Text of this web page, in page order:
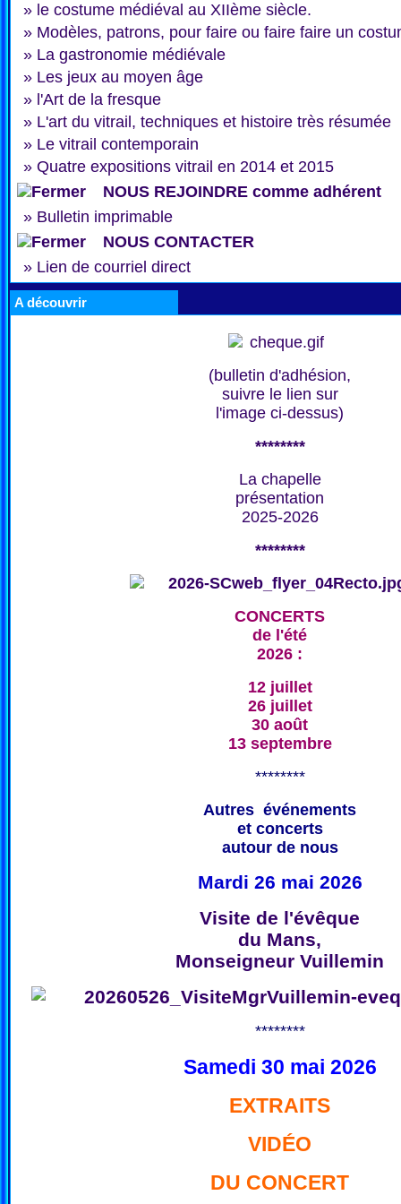
» le costume médiéval au XIIème siècle.
» Modèles, patrons, pour faire ou faire faire un
» La gastronomie médiévale
» Les jeux au moyen âge
» l'Art de la fresque
» L'art du vitrail, techniques et histoire très résumée
» Le vitrail contemporain
» Quatre expositions vitrail en 2014 et 2015
NOUS REJOINDRE comme adhérent
» Bulletin imprimable
NOUS CONTACTER
» Lien de courriel direct
A découvrir
(bulletin d'adhésion,
suivre le lien sur
l'image ci-dessus)
********
La chapelle
présentation
2025-2026
********
CONCERTS
de l'été
2026 :
12 juillet
26 juillet
30 août
13 septembre
********
Autres événements
et concerts
autour de nous
Mardi 26 mai 2026
Visite de l'évêque
du Mans,
Monseigneur Vuillemin
********
Samedi 30 mai 2026
EXTRAITS
VIDÉO
DU CONCERT